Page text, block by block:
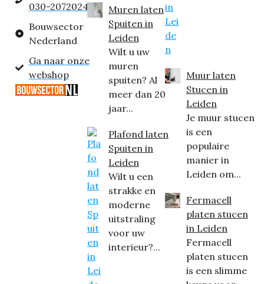
030-2072024
Bouwsector
Nederland
Ga naar onze
webshop
Muren laten
Spuiten in
Leiden
Wilt u uw
muren
spuiten? Al
meer dan 20
jaar...
Plafond laten
Spuiten in
Leiden
Wilt u een
strakke en
moderne
uitstraling
voor uw
interieur?...
Muur laten
Stucen in
Leiden
Je muur stucen
is een
populaire
manier in
Leiden om...
Fermacell
platen stucen
in Leiden
Fermacell
platen stucen
is een slimme